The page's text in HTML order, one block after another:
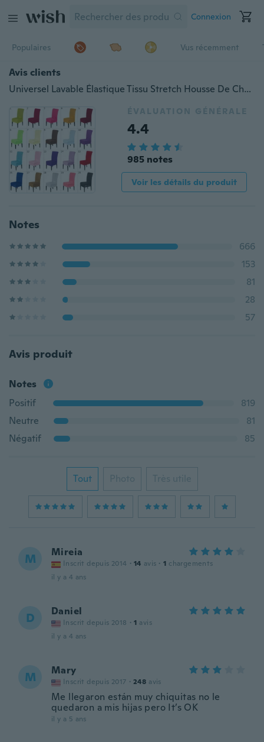
Connexion
Populaires Vus récemment
Avis clients
Universel Lavable Élastique Tissu Stretch Housse De Chaise Housse Housse Maison Salle À Manger Hôtel De Mariage Banquet Décorations De Fête
ÉVALUATION GÉNÉRALE
4.4
985 notes
Voir les détails du produit
Notes
666
153
81
28
57
Avis produit
Notes
Positif
819
Neutre
81
Négatif
85
Tout Photo Très utile
M Mireia
Inscrit depuis 2014 · 14 avis · 1 chargements
il y a 4 ans
D Daniel
Inscrit depuis 2018 · 1 avis
il y a 4 ans
M Mary
Inscrit depuis 2017 · 248 avis
Me llegaron están muy chiquitas no le
quedaron a mis hijas pero It’s OK
il y a 5 ans